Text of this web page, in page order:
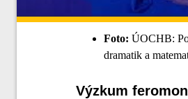
Foto: ÚOCHB:
dramatik a
Výzkum